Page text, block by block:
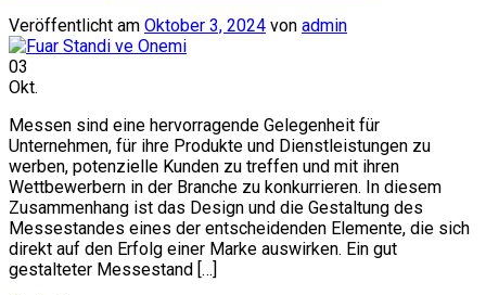
Veröffentlicht am Oktober 3, 2024 von admin
03
Okt.
Messen sind eine hervorragende Gelegenheit für
Unternehmen, für ihre Produkte und Dienstleistungen zu
werben, potenzielle Kunden zu treffen und mit ihren
Wettbewerbern in der Branche zu konkurrieren. In diesem
Zusammenhang ist das Design und die Gestaltung des
Messestandes eines der entscheidenden Elemente, die sich
direkt auf den Erfolg einer Marke auswirken. Ein gut
gestalteter Messestand […]